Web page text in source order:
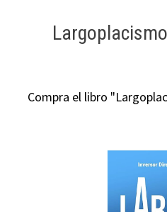
Compra el libro